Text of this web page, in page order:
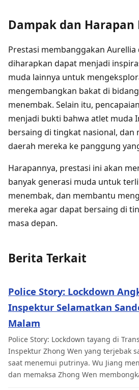
Dampak dan Harapan
Prestasi membanggakan Aurellia
diharapkan dapat menjadi
muda lainnya untuk
mengembangkan bakat di
menembak. Selain itu,
menjadi bukti bahwa atlet muda
bersaing di tingkat nasional, dan
daerah mereka ke panggung
Harapannya, prestasi ini akan
banyak generasi muda untuk
menembak, dan membantu
mereka agar dapat bersaing di
masa depan.
Berita Terkait
Police Story: Lockdown
Inspektur Selamatkan
Malam
Police Story: Lockdown tayang di
Inspektur Zhong Wen yang terjebak
saat menemui putrinya. Wu Jiang
dan memaksa Zhong Wen